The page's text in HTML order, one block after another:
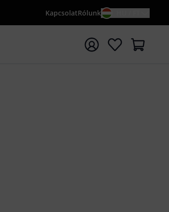
KapcsolatRólunk
keresőszóval